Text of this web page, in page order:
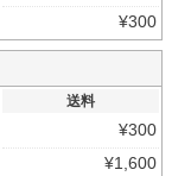
¥300
送料
¥300
¥1,600